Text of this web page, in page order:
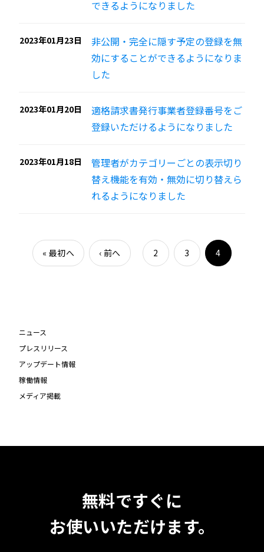
できるようになりました
2023年01月23日
非公開・完全に隠す予定の登録を無
効にすることができるようになりま
した
2023年01月20日
適格請求書発行事業者登録番号をご
登録いただけるようになりました
2023年01月18日
管理者がカテゴリーごとの表示切り
替え機能を有効・無効に切り替えら
れるようになりました
« 最初へ ‹ 前へ 2 3 4
ニュース
プレスリリース
アップデート情報
稼働情報
メディア掲載
無料ですぐに
お使いいただけます。